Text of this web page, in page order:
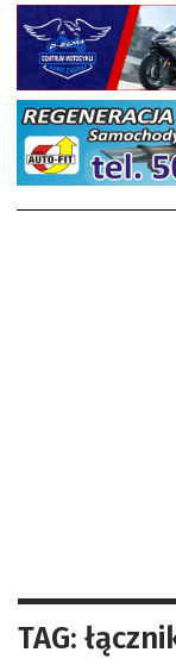
TAG: